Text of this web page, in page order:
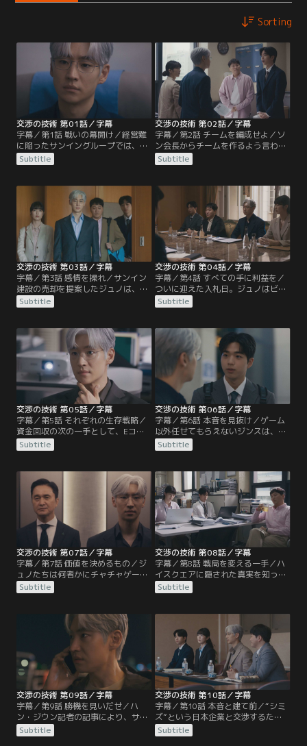
Sorting
交渉の技術 第01話／字幕
字幕／第1話 戦いの幕開け／経営難
に陥ったサンイングループでは、カ
リスマ性のあるソン・ジェシク会長
のもと、ハ・テス専務とイ・ドンジ
た。そんな中、企業再建の切り札と
して、“伝説の交渉人”ユン・ジュノ
が帰国する。
Subtitle
交渉の技術 第02話／字幕
字幕／第2話 チームを編成せよ／ソ
ン会長からチームを作るよう言われ
たジュノは、かつての仲間である財
務担当のクァク・ミンジョンと弁護
れる。さらに、自ら志願したインタ
ーンのチェ・ジンスも仲間に加わる
ことに。
Subtitle
交渉の技術 第03話／字幕
字幕／第3話 感情を操れ／サンイン
建設の売却を提案したジュノは、ソ
ン会長から予想額より3兆ウォン高
く売るよう命じられる。さらに、交
ミンの挑発に乗ってジンスが失言し
てしまい、チームは出直すことにな
る。
Subtitle
交渉の技術 第04話／字幕
字幕／第4話 すべての手に利益を／
ついに迎えた入札日。ジュノはビウ
ムD＆Iのチ・ヨヌ代表に自らの思い
を率直に伝える。その後、チ代表が
きを隠せない。一方、1人で会場を
後にしたジュノは、ある場所へと向
Subtitle
交渉の技術 第05話／字幕
字幕／第5話 それぞれの生存戦略／
資金回収の次の一手として、Eコマ
ース進出を掲げたジュノ。しかし過
去にイ常務が失敗したこともあり、
敗を狙うハ専務は、ある計画を立て
る。そんな中、ジュノはゲーム会社
に目を付ける。
Subtitle
交渉の技術 第06話／字幕
字幕／第6話 本音を見抜け／ゲーム
以外任せてもらえないジンスは、先
輩のイム・ヒョンソプに不満をこぼ
す。そんな中、ハ専務がサモエルフ
うとする。一方、M＆Aチームのも
とに、DCの代表ド・ハンチョルが訪
ねてくる。
Subtitle
交渉の技術 第07話／字幕
字幕／第7話 価値を決めるもの／ジ
ュノたちは何者かにチャチャゲーム
ズとの契約を横取りされてしまう。
事務所を訪れたジュノは、チャ・ホ
を見つける。一方、ジンスは友人の
ジェニーから“宅配王”に隠された秘
Subtitle
交渉の技術 第08話／字幕
字幕／第8話 戦局を変える一手／ハ
イスクエアに隠された真実を知った
ジュノはホジンを訪ねるが、すでに
サモエルと契約したと告げられる。
るジンス。しかし、そこで流出元の
正体に気づいた2人は新たな手に出
Subtitle
交渉の技術 第09話／字幕
字幕／第9話 勝機を見いだせ／ハ
ン・ジウン記者の記事により、サン
インの株価が暴落。ジュノは急ぎチ
ームを集めて対策を練る。一方、激
Subtitle
交渉の技術 第10話／字幕
字幕／第10話 本音と建て前／“シミ
ズ”という日本企業と交渉するた
め、日本に出張するM＆Aチーム。
到着早々、トラブルが生じて、ジン
Subtitle